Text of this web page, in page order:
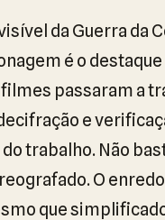
da Guerra da
é o
passaram a
e
trabalho. Não
O
que